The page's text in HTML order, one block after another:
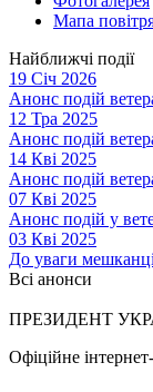
Мапа
Найближчі події
19 Січ 2026
Анонс подій
12 Тра 2025
Анонс подій
14 Кві 2025
Анонс подій
07 Кві 2025
Анонс подій у
03 Кві 2025
До уваги
Всі анонси
ПРЕЗИДЕНТ
Офіційне